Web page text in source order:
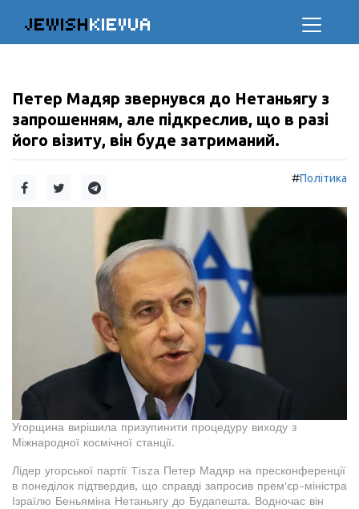
JEWISHKIEVUA
Петер Мадяр звернувся до Нетаньягу з
запрошенням, але підкреслив, що в разі
його візиту, він буде затриманий.
#Політика
Угорщина вирішила призупинити процедуру виходу з
Міжнародної космічної станції.
Лідер угорської партії Tisza Петер Мадяр на пресконференції
в понеділок підтвердив, що справді запросив прем'єр-міністра
Ізраїлю Беньяміна Нетаньягу до Будапешта. Водночас він